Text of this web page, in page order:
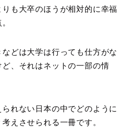
も大卒のほうが相対的に幸福
どは大学は行っても仕方がな
、それはネットの一部の情
れない日本の中でどのように
えさせられる一冊です。